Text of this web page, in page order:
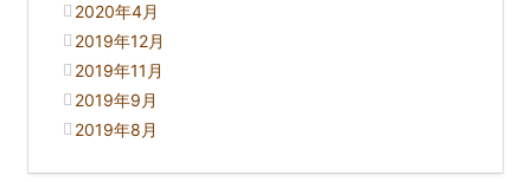
2020年4月
2019年12月
2019年11月
2019年9月
2019年8月